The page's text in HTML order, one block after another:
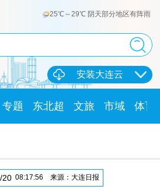
25℃～29℃ 阴天部分地区有阵雨
安装大连云
专题 东北超 文旅 市域 体育
20 08:17:56 来源：大连日报